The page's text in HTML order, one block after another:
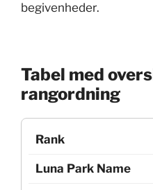
begivenheder.
Tabel med
rangordning